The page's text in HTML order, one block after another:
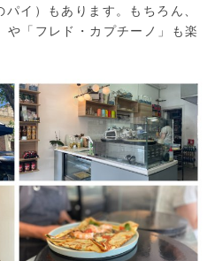
イ）もあります。もちろん、
や「フレド・カプチーノ」も楽